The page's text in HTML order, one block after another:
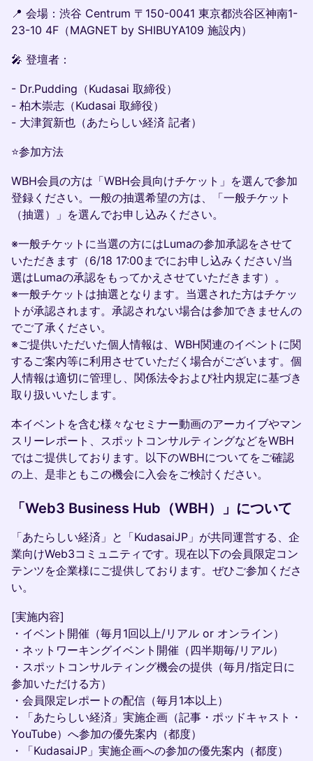
​📍 会場：渋谷 Centrum 〒150-0041 東京都渋谷区神南1-
23-10 4F（MAGNET by SHIBUYA109 施設内）
​🎤 登壇者：
​- Dr.Pudding（Kudasai 取締役）
- 柏木崇志（Kudasai 取締役）
- 大津賀新也（あたらしい経済 記者）
​⭐️参加方法
WBH会員の方は「WBH会員向けチケット」を選んで参加
登録ください。一般の抽選希望の方は、「一般チケット
（抽選）」を選んでお申し込みください。
​​※一般チケットに当選の方にはLumaの参加承認をさせて
いただきます（6/18 17:00までにお申し込みください/当
選はLumaの承認をもってかえさせていただきます）。
​​​※一般チケットは抽選となります。当選された方はチケッ
トが承認されます。承認されない場合は参加できませんの
でご了承ください。
※ご提供いただいた個人情報は、WBH関連のイベントに関
するご案内等に利用させていただく場合がございます。個
人情報は適切に管理し、関係法令および社内規定に基づき
取り扱いいたします。
​本イベントを含む様々なセミナー動画のアーカイブやマン
スリーレポート、スポットコンサルティングなどをWBH
ではご提供しております。以下のWBHについてをご確認
の上、是非ともこの機会に入会をご検討ください。
​「Web3 Business Hub（WBH）」について
​「あたらしい経済」と「KudasaiJP」が共同運営する、企
業向けWeb3コミュニティです。現在以下の会員限定コン
テンツを企業様にご提供しております。ぜひご参加くださ
い。
​[実施内容]
・イベント開催（毎月1回以上/リアル or オンライン）
・ネットワーキングイベント開催（四半期毎/リアル）
・スポットコンサルティング機会の提供（毎月/指定日に
参加いただける方）
・会員限定レポートの配信（毎月1本以上）
・「あたらしい経済」実施企画（記事・ポッドキャスト・
YouTube）へ参加の優先案内（都度）
・「KudasaiJP」実施企画への参加の優先案内（都度）